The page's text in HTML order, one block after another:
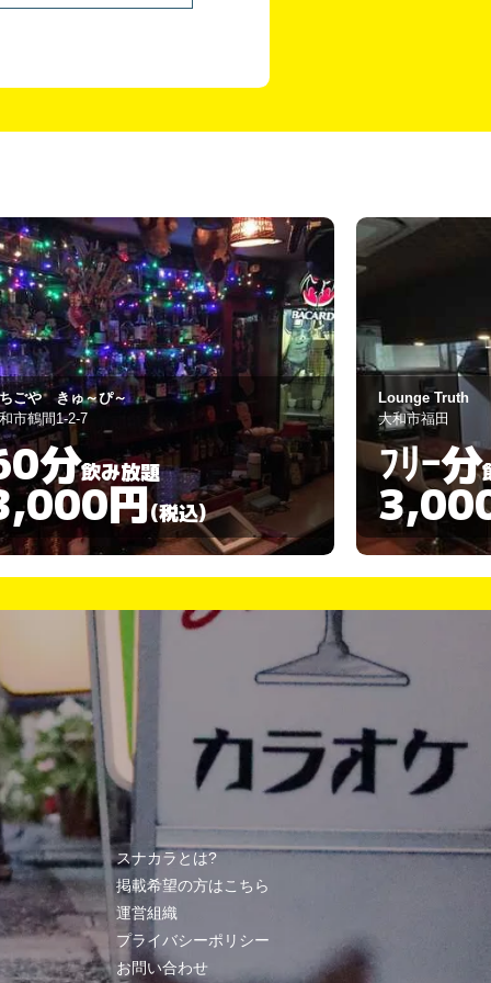
Truth
市福田
ｰ分飲み放題
円(税込)
LM（エルミオ）
大和市渋谷2-1-1
30分
スナカラとは?
掲載希望の方はこちら
運営組織
プライバシーポリシー
お問い合わせ